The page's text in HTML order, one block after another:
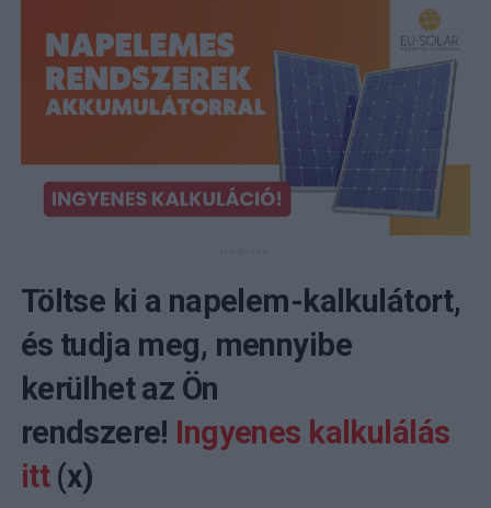
Töltse ki a napelem-kalkulátort,
és tudja meg, mennyibe
kerülhet az Ön
rendszere! Ingyenes kalkulálás
itt (x)